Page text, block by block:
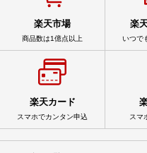
はるさめ
コメント失礼します。
チタン塗装のハゲとはどのく
よろしくお願い致します 。
みっきー- 6年以上前
楽天市場
商品数は1億点以上
楽
いつで
楽天カード
スマホでカンタン申込 スマ